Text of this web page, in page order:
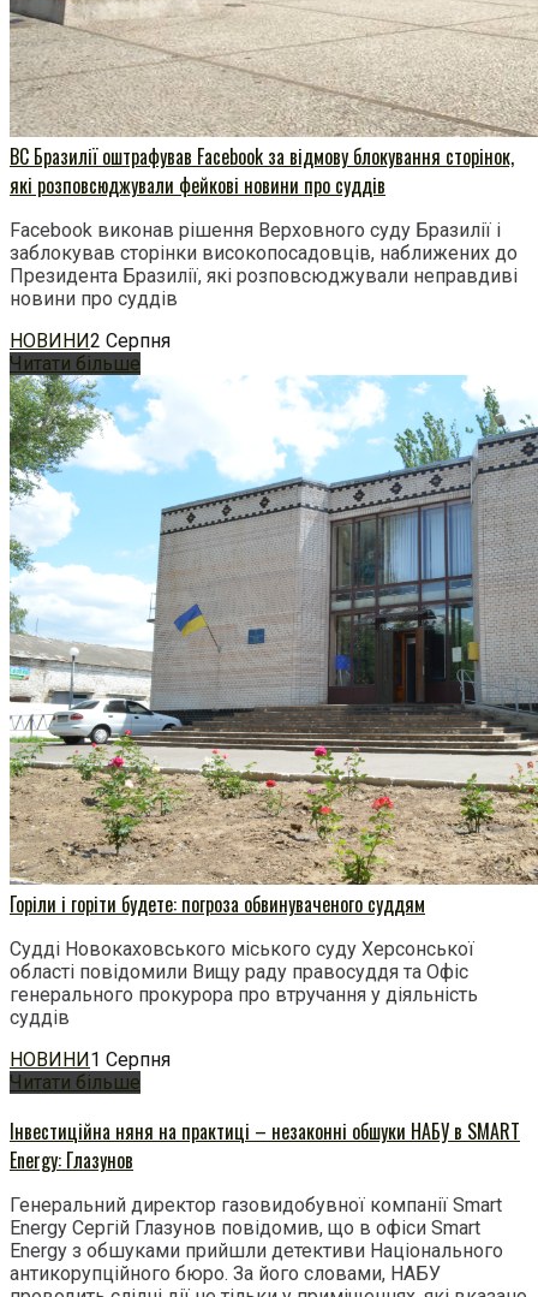
ВC Бразилії оштрафував Facebook за відмову блокування сторінок,
які розповсюджували фейкові новини про суддів
Facebook виконав рішення Верховного суду Бразилії і
заблокував сторінки високопосадовців, наближених до
Президента Бразилії, які розповсюджували неправдиві
новини про суддів
НОВИНИ2 Серпня
Читати більше
Горіли і горіти будете: погроза обвинуваченого суддям
Судді Новокаховського міського суду Херсонської
області повідомили Вищу раду правосуддя та Офіс
генерального прокурора про втручання у діяльність
суддів
НОВИНИ1 Серпня
Читати більше
Інвестиційна няня на практиці – незаконні обшуки НАБУ в SMART
Energy: Глазунов
Генеральний директор газовидобувної компанії Smart
Energy Сергій Глазунов повідомив, що в офіси Smart
Energy з обшуками прийшли детективи Національного
антикорупційного бюро. За його словами, НАБУ